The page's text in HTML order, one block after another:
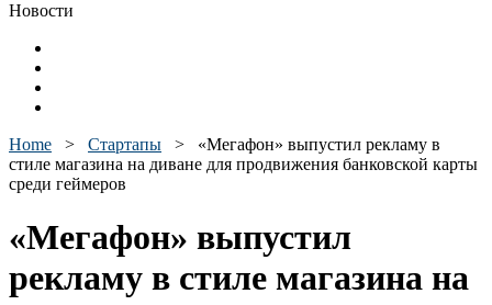
Новости
Home > Стартапы > «Мегафон» выпустил рекламу в
стиле магазина на диване для продвижения банковской карты
среди геймеров
«Мегафон» выпустил
рекламу в стиле магазина на